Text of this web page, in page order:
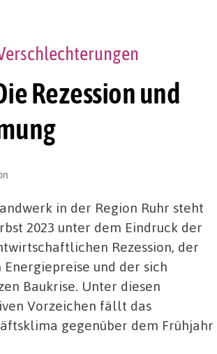
Rezession und
in der Region Ruhr steht
2023 unter dem Eindruck der
Rezession, der
Energiepreise und der sich
Baukrise. Unter diesen
Vorzeichen fällt das
gegenüber dem Frühjahr